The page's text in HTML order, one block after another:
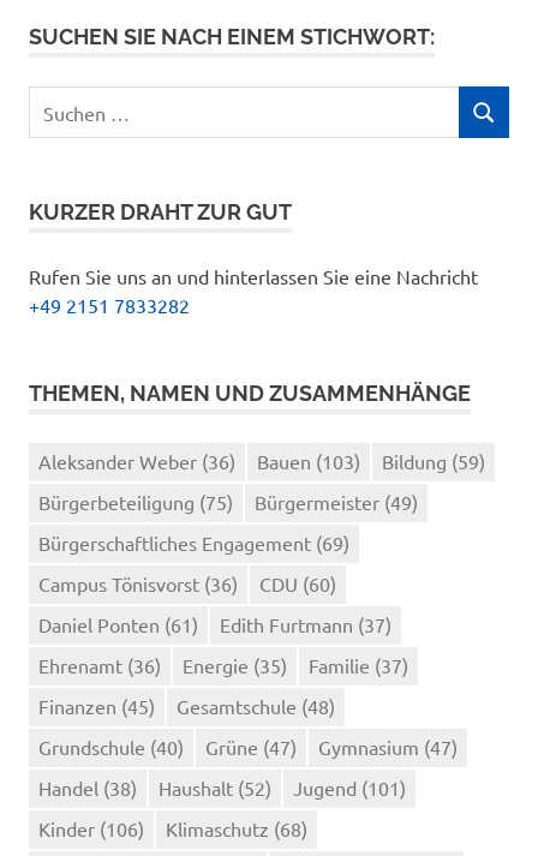
SUCHEN SIE NACH EINEM STICHWORT:
nach:
SUCHEN
KURZER DRAHT ZUR GUT
Rufen Sie uns an und hinterlassen Sie eine Nachricht
+49 2151 7833282
THEMEN, NAMEN UND ZUSAMMENHÄNGE
Aleksander Weber (36) Bauen (103) Bildung (59)
Bürgerbeteiligung (75) Bürgermeister (49)
Bürgerschaftliches Engagement (69)
Campus Tönisvorst (36) CDU (60)
Daniel Ponten (61) Edith Furtmann (37)
Ehrenamt (36) Energie (35) Familie (37)
Finanzen (45) Gesamtschule (48)
Grundschule (40) Grüne (47) Gymnasium (47)
Handel (38) Haushalt (52) Jugend (101)
Kinder (106) Klimaschutz (68)